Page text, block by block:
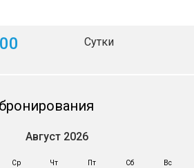
Сутки
Август 2026
Ср Чт Пт Сб Вс